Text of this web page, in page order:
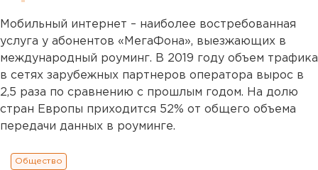
Мобильный интернет – наиболее востребованная
услуга у абонентов «МегаФона», выезжающих в
международный роуминг. В 2019 году объем трафика
в сетях зарубежных партнеров оператора вырос в
2,5 раза по сравнению с прошлым годом. На долю
стран Европы приходится 52% от общего объема
передачи данных в роуминге.
Общество